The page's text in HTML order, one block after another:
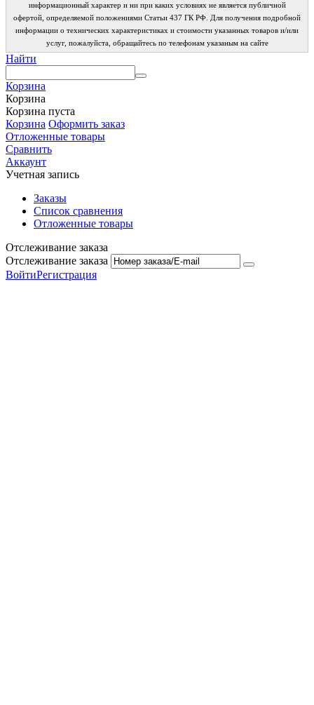
информационный характер и ни при каких условиях не является публичной
офертой, определяемой положениями Статьи 437 ГК РФ. Для получения подробной
информации о технических характеристиках и стоимости указанных товаров и/или
услуг, пожалуйста, обращайтесь по телефонам указаным на сайте
Найти
Корзина
Корзина
Корзина пуста
Корзина Оформить заказ
Отложенные товары
Сравнить
Аккаунт
Учетная запись
Заказы
Список сравнения
Отложенные товары
Отслеживание заказа
Отслеживание заказа
ВойтиРегистрация